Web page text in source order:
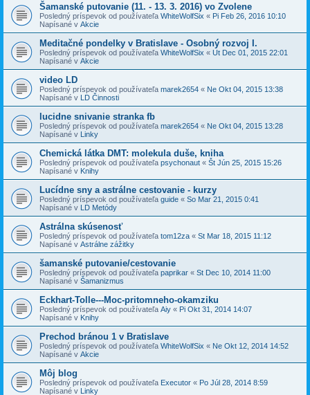
Šamanské putovanie (11. - 13. 3. 2016) vo Zvolene
Posledný príspevok od používateľa WhiteWolfSix « Pi Feb 26, 2016 10:10
Napísané v Akcie
Meditačné pondelky v Bratislave - Osobný rozvoj I.
Posledný príspevok od používateľa WhiteWolfSix « Ut Dec 01, 2015 22:01
Napísané v Akcie
video LD
Posledný príspevok od používateľa marek2654 « Ne Okt 04, 2015 13:38
Napísané v LD Činnosti
lucidne snivanie stranka fb
Posledný príspevok od používateľa marek2654 « Ne Okt 04, 2015 13:28
Napísané v Linky
Chemická látka DMT: molekula duše, kniha
Posledný príspevok od používateľa psychonaut « Št Jún 25, 2015 15:26
Napísané v Knihy
Lucídne sny a astrálne cestovanie - kurzy
Posledný príspevok od používateľa guide « So Mar 21, 2015 0:41
Napísané v LD Metódy
Astrálna skúsenosť
Posledný príspevok od používateľa tom12za « St Mar 18, 2015 11:12
Napísané v Astrálne zážitky
šamanské putovanie/cestovanie
Posledný príspevok od používateľa paprikar « St Dec 10, 2014 11:00
Napísané v Šamanizmus
Eckhart-Tolle---Moc-pritomneho-okamziku
Posledný príspevok od používateľa Aiy « Pi Okt 31, 2014 14:07
Napísané v Knihy
Prechod bránou 1 v Bratislave
Posledný príspevok od používateľa WhiteWolfSix « Ne Okt 12, 2014 14:52
Napísané v Akcie
Môj blog
Posledný príspevok od používateľa Executor « Po Júl 28, 2014 8:59
Napísané v Linky